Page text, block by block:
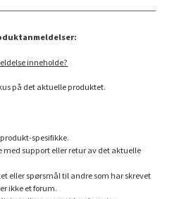
inneholde?
på det aktuelle produktet.
spesifikke.
med support eller retur av det aktuelle
eller spørsmål til andre som har skrevet
ikke et forum.